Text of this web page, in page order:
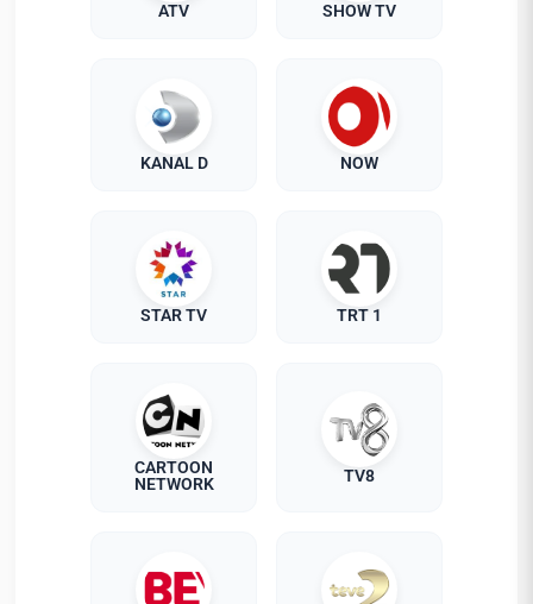
ATV SHOW TV
KANAL D NOW
STAR TV TRT 1
CARTOON
NETWORK
TV8